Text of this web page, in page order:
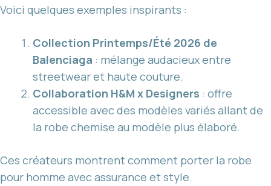
Voici quelques exemples inspirants :
Collection Printemps/Été 2026 de
Balenciaga : mélange audacieux entre
streetwear et haute couture.
Collaboration H&M x Designers : offre
accessible avec des modèles variés allant de
la robe chemise au modèle plus élaboré.
Ces créateurs montrent comment porter la robe
pour homme avec assurance et style.